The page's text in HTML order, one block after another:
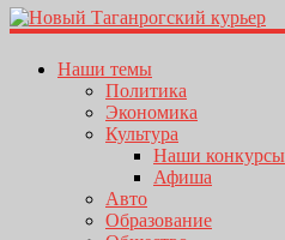
Наши темы
Политика
Экономика
Культура
Наши конкурсы
Афиша
Авто
Образование